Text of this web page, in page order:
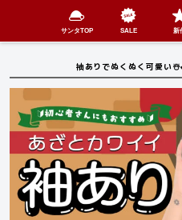
サンタTOP SALE 新
袖ありでぬくぬく可愛い